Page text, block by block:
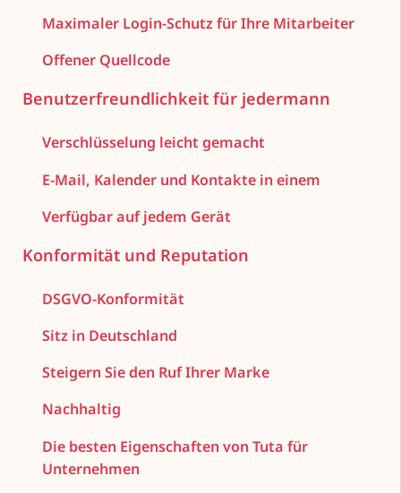
Maximaler Login-Schutz für Ihre Mitarbeiter
Offener Quellcode
Benutzerfreundlichkeit für jedermann
Verschlüsselung leicht gemacht
E-Mail, Kalender und Kontakte in einem
Verfügbar auf jedem Gerät
Konformität und Reputation
DSGVO-Konformität
Sitz in Deutschland
Steigern Sie den Ruf Ihrer Marke
Nachhaltig
Die besten Eigenschaften von Tuta für
Unternehmen